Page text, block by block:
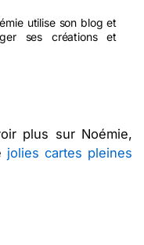
utilise son blog et
ses créations et
plus sur Noémie,
jolies cartes pleines